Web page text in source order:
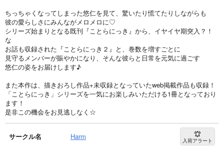
ちっちゃくなってしまった悠仁を見て、驚いたり慌てたりしながらも
彼の愛らしさにみんながメロメロに♡
シリーズ始まりとなる既刊『ことらにっき』から、イヤイヤ期突入？！
な
お話も収録された『ことらにっき２』と、巻数を増すごとに
見守るメンバーが賑やかになり、そんな彼らと日常を元気に過ごす
悠仁の姿をお届けします♪
また本作は、描きおろし作品+未収録となっていたweb掲載作品も収録！
「ことらにっき」シリーズを一気にお楽しみいただける1冊となっており
ます！
是非この機会をお見逃しなく☆
サークル名 Harm 入荷アラート